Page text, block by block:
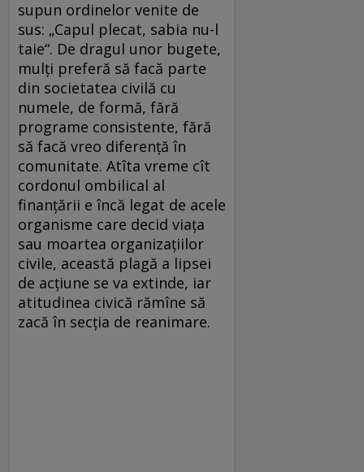
supun ordinelor venite de
sus: „Capul plecat, sabia nu-l
taie“. De dragul unor bugete,
mulţi preferă să facă parte
din societatea civilă cu
numele, de formă, fără
programe consistente, fără
să facă vreo diferenţă în
comunitate. Atîta vreme cît
cordonul ombilical al
finanţării e încă legat de acele
organisme care decid viaţa
sau moartea organizaţiilor
civile, această plagă a lipsei
de acţiune se va extinde, iar
atitudinea civică rămîne să
zacă în secţia de reanimare.